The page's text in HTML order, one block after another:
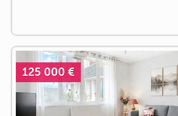
125 000 €